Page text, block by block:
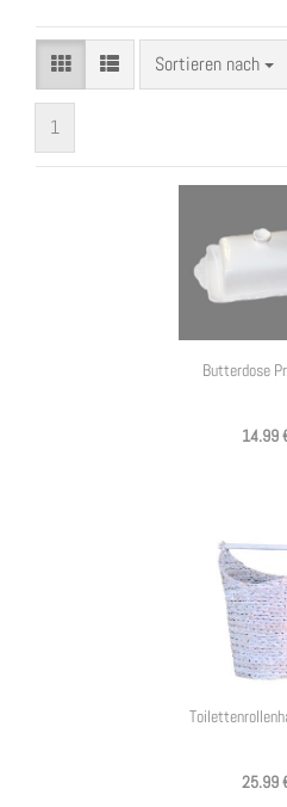
Sortieren nach
Sortieren nach
1
Butterdose
14.99
25.99